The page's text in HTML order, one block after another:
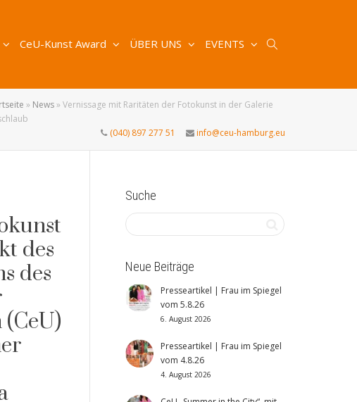
CeU-Kunst Award ÜBER UNS EVENTS
» News» Vernissage mit Raritäten der Fotokunst in der Galerie
(040) 897 277 51
info@ceu-hamburg.eu
des
des
Suche
Neue Beiträge
Presseartikel | Frau im Spiegel
vom 5.8.26
6. August 2026
Presseartikel | Frau im Spiegel
vom 4.8.26
4. August 2026